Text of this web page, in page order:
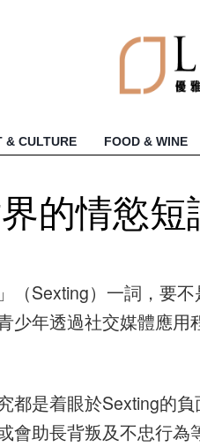
& CULTURE FOOD & WINE
的情慾短
（Sexting）一詞，要
少年透過社交媒體應
都是着眼於Sexting的
會助長背叛及不忠行